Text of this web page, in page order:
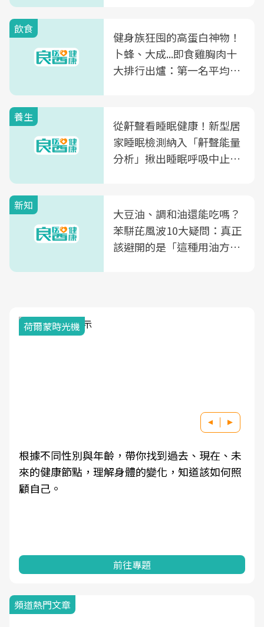
飲食
健身族狂囤的高蛋白神物！
卜蜂、大成...即食雞胸肉十
大排行出爐：第一名平均一
養生
從鼾聲看睡眠健康！新型居
家睡眠檢測納入「鼾聲能量
分析」揪出睡眠呼吸中止症
新知
大豆油、調和油還能吃嗎？
苯駢芘風波10大疑問：真正
該避開的是「這種用油方
荷爾蒙時光機
根據不同性別與年齡，帶你找到過去、現在、未
來的健康節點，理解身體的變化，知道該如何照
顧自己。
前往專題
頻道熱門文章